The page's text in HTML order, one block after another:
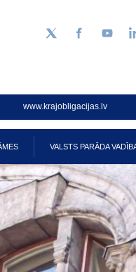
Sekojiet mums Twitter
Facebook
www.krajobligacijas.lv
VALSTS PARĀDA